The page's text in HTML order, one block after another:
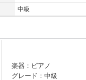
中級
楽器：ピアノ
グレード：中級